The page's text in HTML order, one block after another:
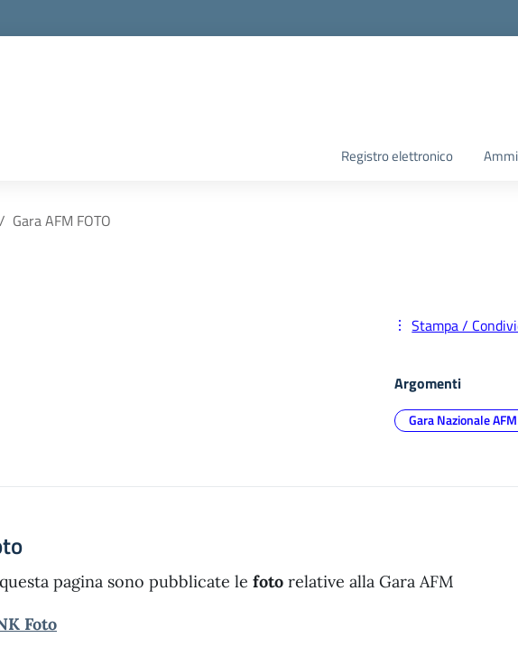
Registro elettronico
Gara AFM FOTO
Stampa /
Argomenti
Gara Nazionale AFM
pagina sono pubblicate le foto relative alla Gara AFM
Foto